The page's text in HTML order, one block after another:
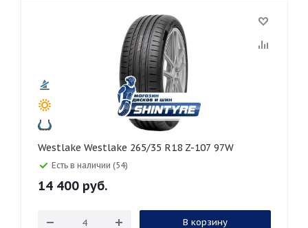
Westlake Westlake 265/35 R18 Z-107 97W
Есть в наличии (54)
14 400 руб.
В корзину